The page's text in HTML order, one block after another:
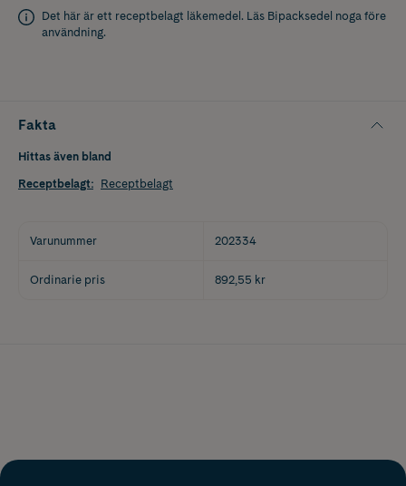
Det här är ett receptbelagt läkemedel. Läs Bipacksedel noga före
användning.
Fakta
Hittas även bland
Receptbelagt: Receptbelagt
Varunummer 202334
Ordinarie pris 892,55 kr